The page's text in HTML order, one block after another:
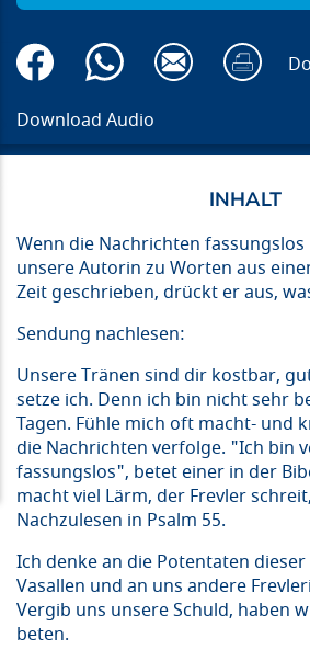
Download Audio
Wenn die Nachrichten
unsere Autorin zu Worten aus
Zeit geschrieben, drückt er aus,
Sendung nachlesen:
Unsere Tränen sind dir kostbar,
setze ich. Denn ich bin nicht sehr
Tagen. Fühle mich oft macht- und
die Nachrichten verfolge. "Ich bin
fassungslos", betet einer in der
macht viel Lärm, der Frevler
Nachzulesen in Psalm 55.
Ich denke an die Potentaten
Vasallen und an uns andere
Vergib uns unsere Schuld, haben
beten.